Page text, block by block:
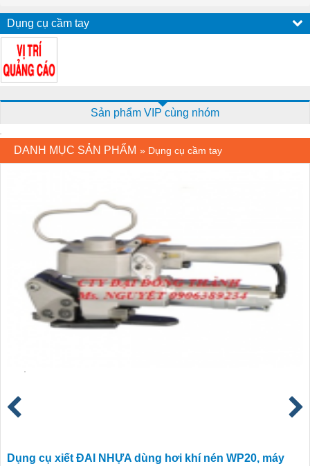
Dụng cụ cầm tay
Sản phẩm VIP cùng nhóm
DANH MỤC SẢN PHẨM » Dụng cụ cầm tay
Dụng cụ xiết ĐAI NHỰA dùng hơi khí nén WP20, máy